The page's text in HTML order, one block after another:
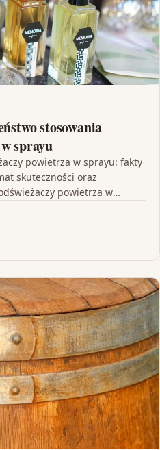
stosowania
sprayu
powietrza w sprayu: fakty
skuteczności oraz
powietrza w